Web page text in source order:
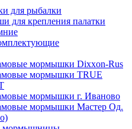
для рыбалки
для крепления палатки
мормышки Dixxon-Rus
мормышки TRUE
мормышки г. Иваново
мормышки Мастер Од.